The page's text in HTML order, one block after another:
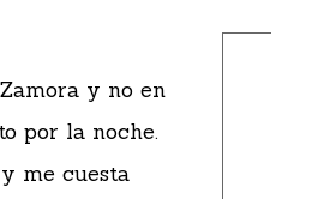
y no en
por la noche.
me cuesta